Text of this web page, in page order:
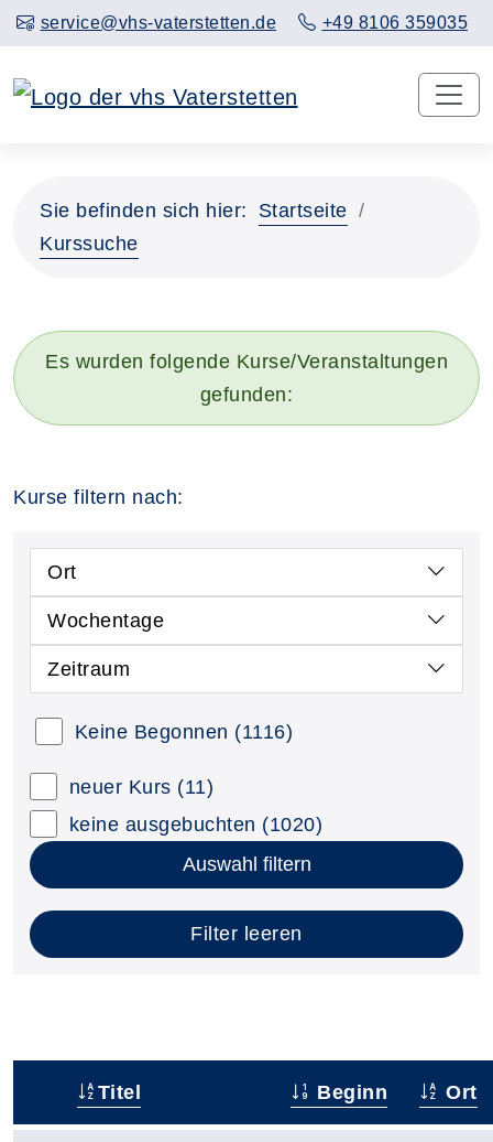
service@vhs-vaterstetten.de +49 8106 359035
Sie befinden sich hier:
Startseite
Kurssuche
Es wurden folgende Kurse/Veranstaltungen
gefunden:
Kurse filtern nach:
Ort
Wochentage
Zeitraum
Keine Begonnen (1116)
neuer Kurs (11)
keine ausgebuchten (1020)
Auswahl filtern
Filter leeren
Titel Beginn Ort